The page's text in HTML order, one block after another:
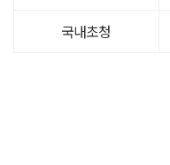
국내초청